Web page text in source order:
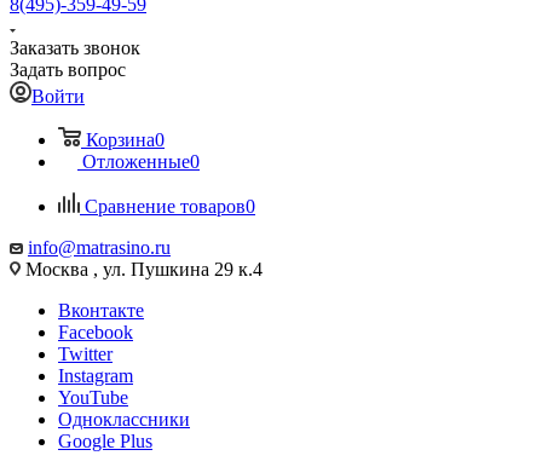
8(495)-359-49-59
Заказать звонок
Задать вопрос
Войти
Корзина0
Отложенные0
Сравнение товаров0
info@matrasino.ru
Москва , ул. Пушкина 29 к.4
Вконтакте
Facebook
Twitter
Instagram
YouTube
Одноклассники
Google Plus